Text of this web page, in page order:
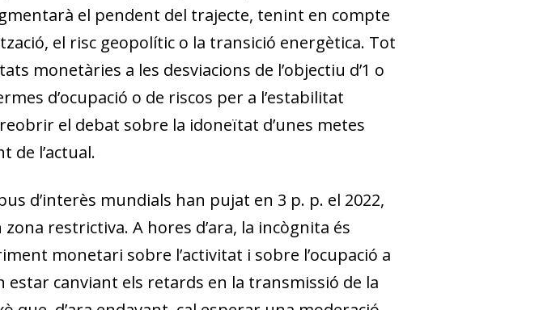
el pendent del trajecte, tenint en compte
el risc geopolític o la transició energètica. Tot
monetàries a les desviacions de l’objectiu d’1 o
d’ocupació o de riscos per a l’estabilitat
el debat sobre la idoneïtat d’unes metes
de l’actual.
d’interès mundials han pujat en 3 p. p. el 2022,
restrictiva. A hores d’ara, la incògnita és
monetari sobre l’activitat i sobre l’ocupació a
canviant els retards en la transmissió de la